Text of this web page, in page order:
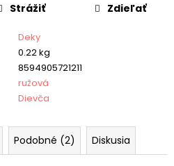
Deky
0.22 kg
8594905721211
ružová
Dievča
Strážiť Zdieľať
Podobné (2) Diskusia